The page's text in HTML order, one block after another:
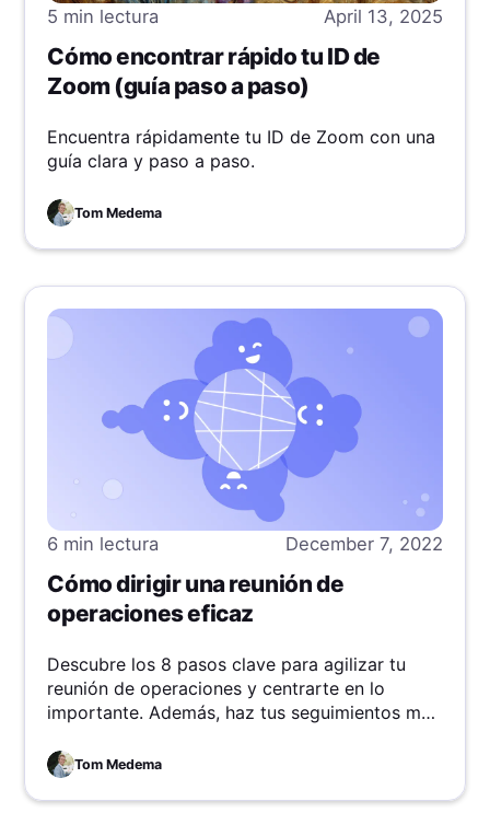
5 min lectura April 13, 2025
Cómo encontrar rápido tu ID de
Zoom (guía paso a paso)
Encuentra rápidamente tu ID de Zoom con una
guía clara y paso a paso.
Tom Medema
6 min lectura December 7, 2022
Cómo dirigir una reunión de
operaciones eficaz
Descubre los 8 pasos clave para agilizar tu
reunión de operaciones y centrarte en lo
importante. Además, haz tus seguimientos más
asincrónica.
Tom Medema